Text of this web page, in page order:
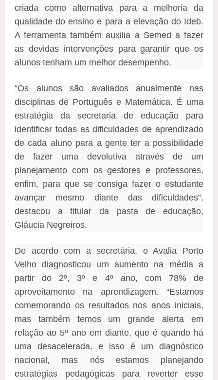
criada como alternativa para a melhoria da
qualidade do ensino e para a elevação do Ideb.
A ferramenta também auxilia a Semed a fazer
as devidas intervenções para garantir que os
alunos tenham um melhor desempenho.
“Os alunos são avaliados anualmente nas
disciplinas de Português e Matemática. É uma
estratégia da secretaria de educação para
identificar todas as dificuldades de aprendizado
de cada aluno para a gente ter a possibilidade
de fazer uma devolutiva através de um
planejamento com os gestores e professores,
enfim, para que se consiga fazer o estudante
avançar mesmo diante das dificuldades”,
destacou a titular da pasta de educação,
Gláucia Negreiros.
De acordo com a secretária, o Avalia Porto
Velho diagnosticou um aumento na média a
partir do 2º, 3º e 4º ano, com 78% de
aproveitamento na aprendizagem. “Estamos
comemorando os resultados nos anos iniciais,
mas também temos um grande alerta em
relação ao 5º ano em diante, que é quando há
uma desacelerada, e isso é um diagnóstico
nacional, mas nós estamos planejando
estratégias pedagógicas para reverter esse